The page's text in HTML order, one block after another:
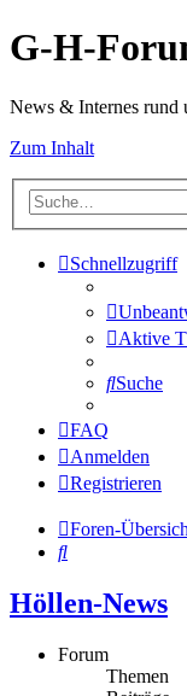
G-H-
News & Internes rund
Zum Inhalt
Schnellzugriff
Aktive
Suche
FAQ
Anmelden
Registrieren
Foren-
Suche
Höllen-News
Forum
Themen